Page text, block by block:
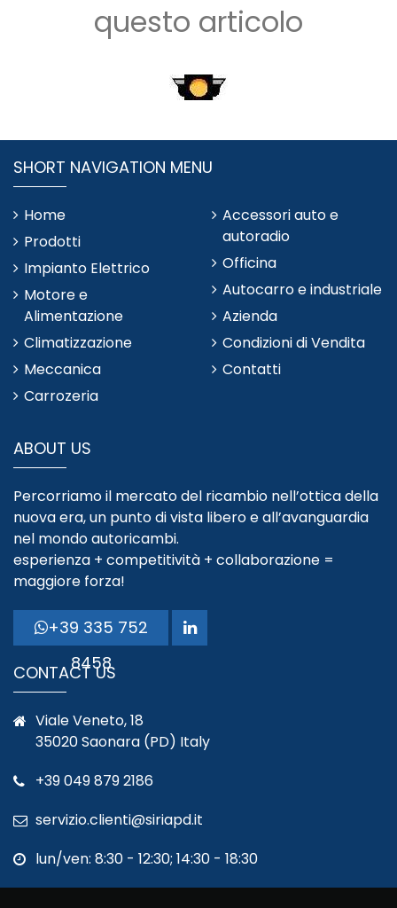
questo articolo
SHORT NAVIGATION MENU
Home
Prodotti
Impianto Elettrico
Motore e
Alimentazione
Climatizzazione
Meccanica
Carrozeria
Accessori auto e
autoradio
Officina
Autocarro e industriale
Azienda
Condizioni di Vendita
Contatti
ABOUT US
Percorriamo il mercato del ricambio nell’ottica della
nuova era, un punto di vista libero e all’avanguardia
nel mondo autoricambi.
esperienza + competitività + collaborazione =
maggiore forza!
+39 335 752
8458
CONTACT US
Viale Veneto, 18
35020 Saonara (PD) Italy
+39 049 879 2186
servizio.clienti@siriapd.it
lun/ven: 8:30 - 12:30; 14:30 - 18:30